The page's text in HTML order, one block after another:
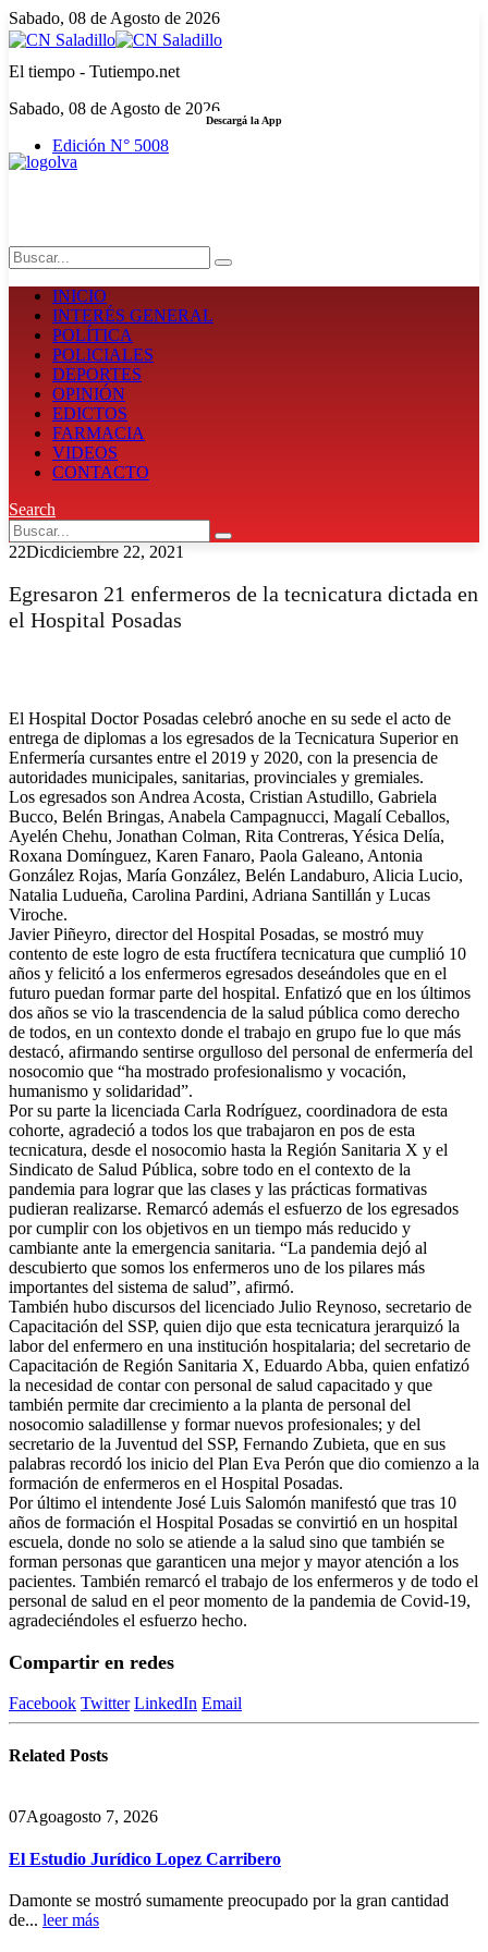
Sabado, 08 de Agosto de 2026
El tiempo - Tutiempo.net
Sabado, 08 de Agosto de 2026
Edición N° 5008
Descargá la App
INICIO
INTERÉS GENERAL
POLÍTICA
POLICIALES
DEPORTES
OPINIÓN
EDICTOS
FARMACIA
VIDEOS
CONTACTO
Search
22Dicdiciembre 22, 2021
Egresaron 21 enfermeros de la tecnicatura dictada en
el Hospital Posadas
El Hospital Doctor Posadas celebró anoche en su sede el acto de
entrega de diplomas a los egresados de la Tecnicatura Superior en
Enfermería cursantes entre el 2019 y 2020, con la presencia de
autoridades municipales, sanitarias, provinciales y gremiales.
Los egresados son Andrea Acosta, Cristian Astudillo, Gabriela
Bucco, Belén Bringas, Anabela Campagnucci, Magalí Ceballos,
Ayelén Chehu, Jonathan Colman, Rita Contreras, Yésica Delía,
Roxana Domínguez, Karen Fanaro, Paola Galeano, Antonia
González Rojas, María González, Belén Landaburo, Alicia Lucio,
Natalia Ludueña, Carolina Pardini, Adriana Santillán y Lucas
Viroche.
Javier Piñeyro, director del Hospital Posadas, se mostró muy
contento de este logro de esta fructífera tecnicatura que cumplió 10
años y felicitó a los enfermeros egresados deseándoles que en el
futuro puedan formar parte del hospital. Enfatizó que en los últimos
dos años se vio la trascendencia de la salud pública como derecho
de todos, en un contexto donde el trabajo en grupo fue lo que más
destacó, afirmando sentirse orgulloso del personal de enfermería del
nosocomio que “ha mostrado profesionalismo y vocación,
humanismo y solidaridad”.
Por su parte la licenciada Carla Rodríguez, coordinadora de esta
cohorte, agradeció a todos los que trabajaron en pos de esta
tecnicatura, desde el nosocomio hasta la Región Sanitaria X y el
Sindicato de Salud Pública, sobre todo en el contexto de la
pandemia para lograr que las clases y las prácticas formativas
pudieran realizarse. Remarcó además el esfuerzo de los egresados
por cumplir con los objetivos en un tiempo más reducido y
cambiante ante la emergencia sanitaria. “La pandemia dejó al
descubierto que somos los enfermeros uno de los pilares más
importantes del sistema de salud”, afirmó.
También hubo discursos del licenciado Julio Reynoso, secretario de
Capacitación del SSP, quien dijo que esta tecnicatura jerarquizó la
labor del enfermero en una institución hospitalaria; del secretario de
Capacitación de Región Sanitaria X, Eduardo Abba, quien enfatizó
la necesidad de contar con personal de salud capacitado y que
también permite dar crecimiento a la planta de personal del
nosocomio saladillense y formar nuevos profesionales; y del
secretario de la Juventud del SSP, Fernando Zubieta, que en sus
palabras recordó los inicio del Plan Eva Perón que dio comienzo a la
formación de enfermeros en el Hospital Posadas.
Por último el intendente José Luis Salomón manifestó que tras 10
años de formación el Hospital Posadas se convirtió en un hospital
escuela, donde no solo se atiende a la salud sino que también se
forman personas que garanticen una mejor y mayor atención a los
pacientes. También remarcó el trabajo de los enfermeros y de todo el
personal de salud en el peor momento de la pandemia de Covid-19,
agradeciéndoles el esfuerzo hecho.
Compartir en redes
Facebook Twitter LinkedIn Email
Related Posts
07Agoagosto 7, 2026
El Estudio Jurídico Lopez Carribero
Damonte se mostró sumamente preocupado por la gran cantidad
de... leer más